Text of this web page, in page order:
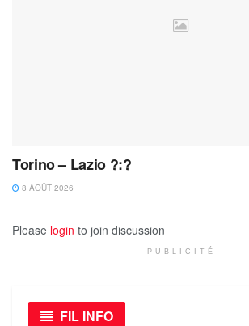
Torino – Lazio ?:?
8 AOÛT 2026
Please login to join discussion
PUBLICITÉ
FIL INFO